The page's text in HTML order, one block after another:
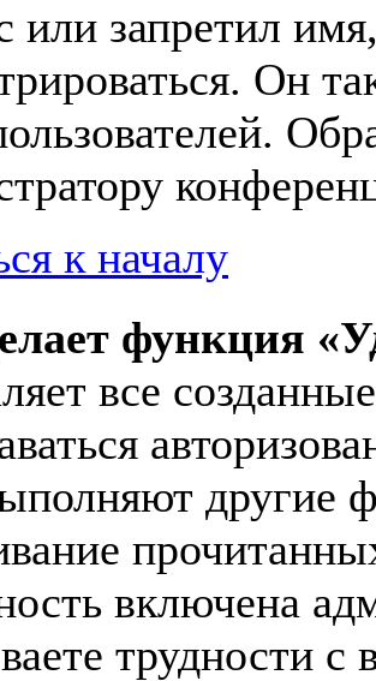
или запретил
Он
к началу
функция
все
другие
включена
трудности с